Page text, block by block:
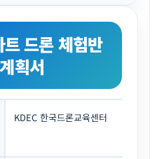
드론 체험반
획서
KDEC 한국드론교육센터